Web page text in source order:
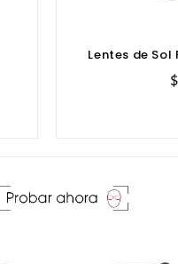
Lentes de Sol